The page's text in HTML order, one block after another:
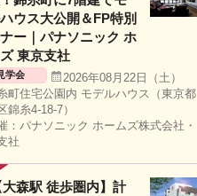
ウス大公開＆FP特別
ー｜パナソニック ホ
東京支社
学会
2026年08月22日（土）
町住宅公園内 モデルハウス（東京都
錦糸4-18-7）
：パナソニック ホームズ株式会社・
社
大森駅 徒歩圏内】計